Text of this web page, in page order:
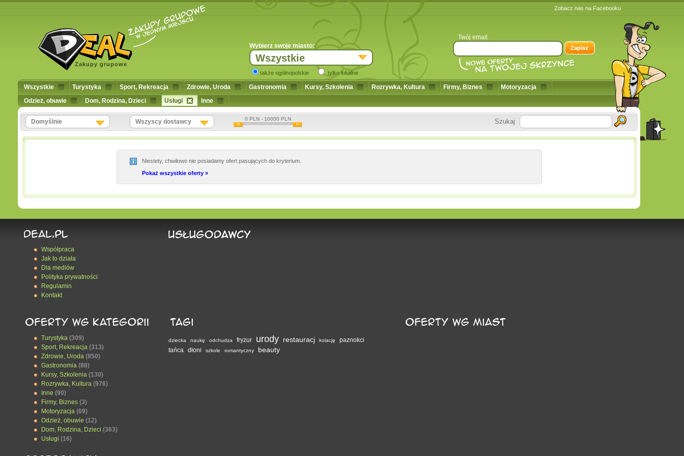
Zakupy grupowe
Wybierz swoje miasto:
Wszystkie
także ogólnopolskie tylko lokalne
Twój email
Zobacz nas na Facebooku
Wszystkie Turystyka Sport, Rekreacja Zdrowie, Uroda Gastronomia Kursy, Szkolenia Rozrywka, Kultura Firmy, Biznes
Motoryzacja
Odzież, obuwie
Dom, Rodzina, Dzieci Usługi Inne
Domyślnie Wszyscy dostawcy 0 PLN - 10000 PLN Szukaj
Niestety, chwilowo nie posiadamy ofert pasujących do kryterium.
Pokaż wszystkie oferty »
Współpraca
Jak to działa
Dla mediów
Polityka prywatności
Regulamin
Kontakt
Turystyka (309)
Sport, Rekreacja (313)
Zdrowie, Uroda (850)
Gastronomia (88)
Kursy, Szkolenia (130)
Rozrywka, Kultura (976)
Inne (90)
Firmy, Biznes (3)
Motoryzacja (69)
Odzież, obuwie (12)
Dom, Rodzina, Dzieci (363)
Usługi (16)
dziecka naukę odchudza fryzur urody restauracj kolację
paznokci
tańca
dłoni szkole romantyczny beauty